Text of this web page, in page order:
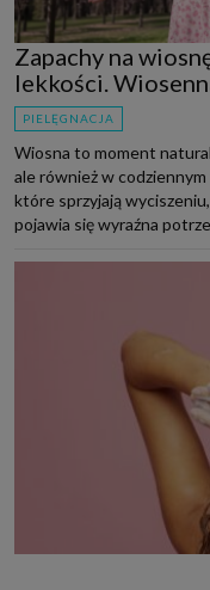
Zapachy na
lekkości.
PIELĘGNACJA
Wiosna to moment
ale również w
które sprzyjają
pojawia się wyraźna